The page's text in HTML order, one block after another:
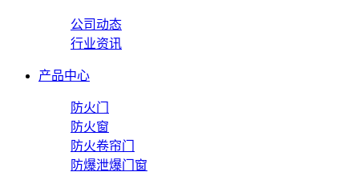
公司动态
行业资讯
产品中心
防火门
防火窗
防火卷帘门
防爆泄爆门窗